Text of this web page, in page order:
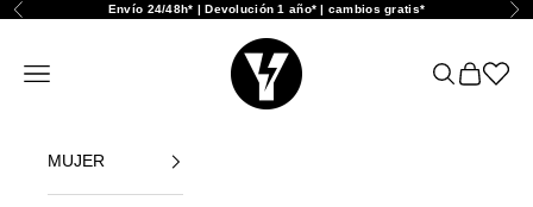
Ir al contenido
Anterior Envío 24/48h* | Devolución 1 año* | cambios gratis*
Yellowshop
Abrir menú de navegación
AbrirAbrirAbrir
MUJER